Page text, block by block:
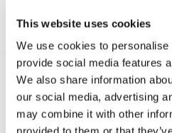
This website uses cookies
We use cookies to
provide social media features
We also share information
our social media, advertising
may combine it with other
Recent posts.